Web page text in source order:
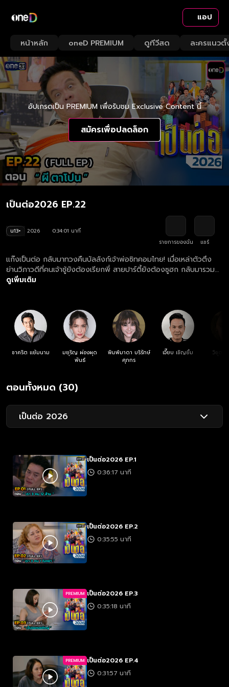
แอป
หน้าหลัก oneD PREMIUM ดูทีวีสด ละครแนวตั้
อัปเกรดเป็น PREMIUM เพื่อรับชม Exclusive Content นี้
สมัครเพื่อปลดล็อก
เป็นต่อ2026 EP.22
น13+ 2026
0:34:01 นาที
รายการของฉัน
แชร์
แก๊งเป็นต่อ กลับมาทวงคืนบัลลังก์เจ้าพ่อซิทคอมไทย! เมื่อเหล่าตัวตึง
ย่านวิภาวดีที่คนเจ้าชู้ยังต้องเรียกพี่ สายปาร์ตี้ยังต้องซูฮก กลับมารวม
ตัวกันพร้อมสาดความฮาแบบจัดเต็มอัตราศึก เตรียมพบกับวีรกรรมสุด
ต่อ นอกจากความกะล่อนที่เป็นเอกลักษณ์ ยังพกพาเรื่องราวความวุ่นวาย
ในออฟฟิศ และความสัมพันธ์สุดซับซ้อนที่เดาทางไม่ถูก ใครที่กำลังรอ
เป็นต่อ ตอนใหม่ล่าสุด บอกเลยว่าปีนี้เซอร์ไพรส์เพียบ นำแสดงโดย
ชาคริต แย้มนาม, กิ๊ก มยุริญ ผ่องผุดพันธ์, พิมพ์มาดา บริรักษ์ศุภกร,
เจี๊ยบ เชิญยิ้ม, แหม่ม วิชุดา พินดั้ม, กิตติ เชี่ยววงศ์กุล, อู๊ด มกจ๊ก, ผอูน
จันทรศิริ, ธงธง มกจ๊ก กำกับการแสดงโดย จิรศักดิ์ โย้จิ้ว อย่าลืม! นัด
ชาย หรือจะรักษาตำแหน่งเสือผู้หญิงไว้ได้กันแน่ ดูย้อนหลังซิตคอม เป็น
ต่อ 2026 ตอนล่าสุด เวอร์ชัน UNCUT ที่เดียว ทางแอป oneD ทุกวัน
พฤหัสบดี เวลา 22:30 น. #เป็นต่อ #ขั้นเทพ #พี่น้องครับ #เจ้าชู้
#เพลย์บอย #แฟนเก่า #ญาดา #นับเก้า
ดูเพิ่มเติม
ชาคริต แย้มนาม
มยุริญ ผ่องผุด
พันธ์
พิมพ์มาดา บริรักษ์
ศุภกร
เจี๊ยบ เชิญยิ้ม วิชุดา
ตอนทั้งหมด (30)
เป็นต่อ 2026
เป็นต่อ2026 EP.1
0:36:17 นาที
เป็นต่อ2026 EP.2
0:35:55 นาที
PREMIUM เป็นต่อ2026 EP.3
0:35:18 นาที
PREMIUM เป็นต่อ2026 EP.4
0:31:57 นาที